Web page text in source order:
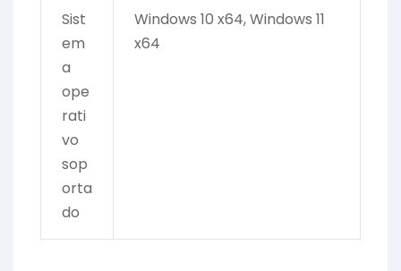
Sist
em
a
ope
rati
vo
sop
orta
do
Windows 10 x64, Windows 11
x64